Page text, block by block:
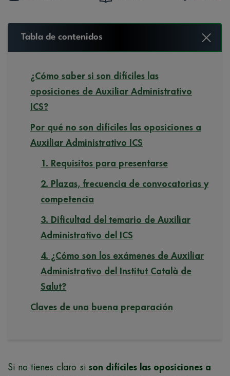
Tabla de contenidos
¿Cómo saber si son difíciles las
oposiciones de Auxiliar Administrativo
ICS?
Por qué no son difíciles las oposiciones a
Auxiliar Administrativo ICS
1. Requisitos para presentarse
2. Plazas, frecuencia de convocatorias y
competencia
3. Dificultad del temario de Auxiliar
Administrativo del ICS
4. ¿Cómo son los exámenes de Auxiliar
Administrativo del Institut Català de
Salut?
Claves de una buena preparación
Si no tienes claro si son difíciles las oposiciones a